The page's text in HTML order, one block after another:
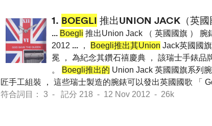
1. BOEGLI 推出UNION JACK（英國
... Boegli 推出Union Jack （ 英國國旗 ） 腕
2012 ... ， Boegli推出其Union Jack英國國
冕 ， 為紀念其鑽石禧慶典 ， 該瑞士手錶
。
Boegli推出的 Union Jack 英國國旗系列
匠手工組裝 ， 這些瑞士製造的腕錶可以發出英國國歌 「
符合詞目： 3 - 記分 218 - 12 Nov 2012 - 26k